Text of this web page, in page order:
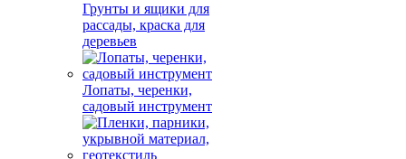
Грунты и ящики для
рассады, краска для
деревьев
Лопаты, черенки,
садовый инструмент